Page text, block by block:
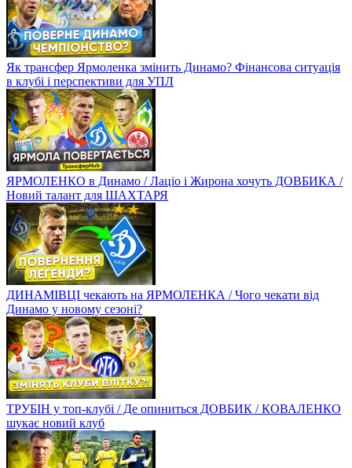
Як трансфер Ярмоленка змінить Динамо? Фінансова ситуація
в клубі і перспективи для УПЛ
ЯРМОЛЕНКО в Динамо / Лаціо і Жирона хочуть ДОВБИКА /
Новий талант для ШАХТАРЯ
ДИНАМІВЦІ чекають на ЯРМОЛЕНКА / Чого чекати від
Динамо у новому сезоні?
ТРУБІН у топ-клубі / Де опиниться ДОВБИК / КОВАЛЕНКО
шукає новий клуб